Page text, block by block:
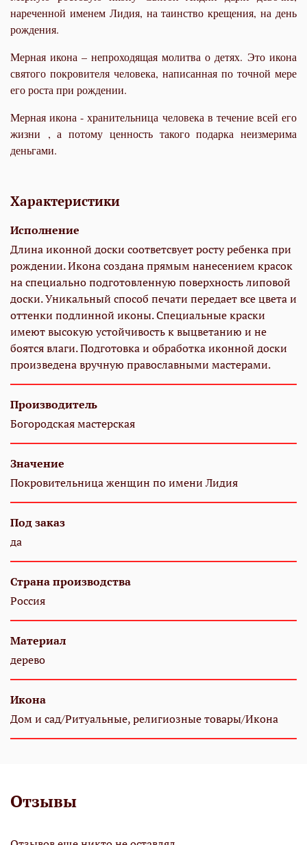
нареченной именем Лидия, на таинство крещения, на день
рождения.
Мерная икона – непроходящая молитва о детях. Это икона
святого покровителя человека, написанная по точной мере
его роста при рождении.
Мерная икона - хранительница человека в течение всей его
жизни , а потому ценность такого подарка неизмерима
деньгами.
Характеристики
Исполнение
Длина иконной доски соответсвует росту ребенка при
рождении. Икона создана прямым нанесением красок
на специально подготовленную поверхность липовой
доски. Уникальный способ печати передает все цвета и
оттенки подлинной иконы. Специальные краски
имеют высокую устойчивость к выцветанию и не
боятся влаги. Подготовка и обработка иконной доски
произведена вручную православными мастерами.
Производитель
Богородская мастерская
Значение
Покровительница женщин по имени Лидия
Под заказ
да
Страна производства
Россия
Материал
дерево
Икона
Дом и сад/Ритуальные, религиозные товары/Икона
Отзывы